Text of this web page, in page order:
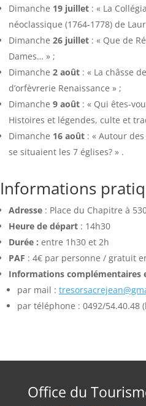
Dimanche 19 juillet : « La
néoclassique (1764-1778) de
Dimanche 26 juillet : « Que de
Dames… » ;
Dimanche 2 août : « La châsse
d’orfèvrerie Renaissance » ;
Dimanche 9 août : « Qui êtes-
Histoires et légendes, culte et
Dimanche 16 août : « Autour
se situaient les 7 églises? » .
Informations
Adresse : Place du Chapitre à
Heure de départ : 14h30
Durée : entre 1h30 et 2h
PAF : 4€ par personne / gratuit
Informations complémentaires
par mail :
par téléphone : 0492/54.40.48
Office du